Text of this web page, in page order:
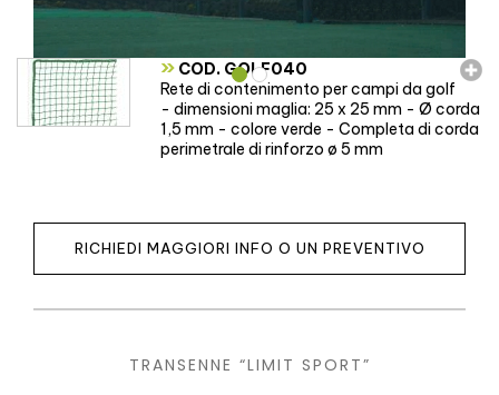
» COD. GOLF040
Rete di contenimento per campi da golf
- dimensioni maglia: 25 x 25 mm - Ø corda
1,5 mm - colore verde - Completa di corda
perimetrale di rinforzo ø 5 mm
RICHIEDI MAGGIORI INFO O UN PREVENTIVO
TRANSENNE “LIMIT SPORT”